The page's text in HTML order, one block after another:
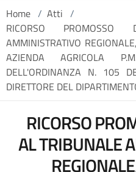
Home / Atti /
RICORSO PROMOSSO
AMMINISTRATIVO
AZIENDA AGRICOLA
DELL'ORDINANZA N. 105
DIRETTORE DEL
RICORSO
AL TRIBUNALE